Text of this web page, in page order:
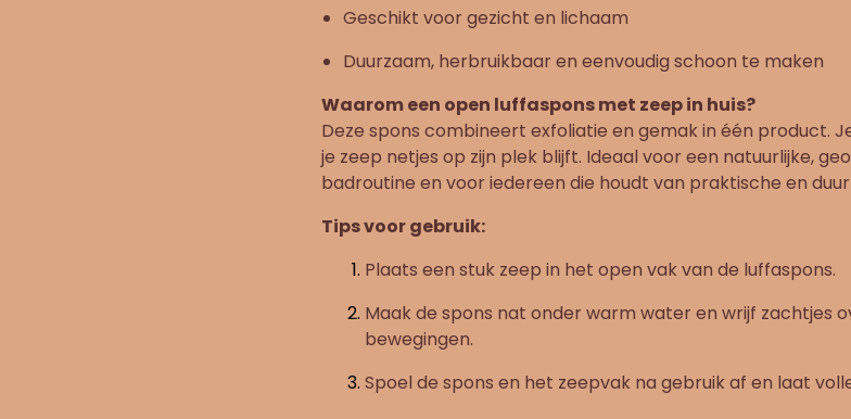
Geschikt voor gezicht en lichaam
Duurzaam, herbruikbaar en eenvoudig schoon te maken
Waarom een open luffaspons met zeep in huis?
Deze spons combineert exfoliatie en gemak in één product.
je zeep netjes op zijn plek blijft. Ideaal voor een natuurlijke,
badroutine en voor iedereen die houdt van praktische en
Tips voor gebruik:
Plaats een stuk zeep in het open vak van de luffaspons.
Maak de spons nat onder warm water en wrijf zachtjes
bewegingen.
Spoel de spons en het zeepvak na gebruik af en laat